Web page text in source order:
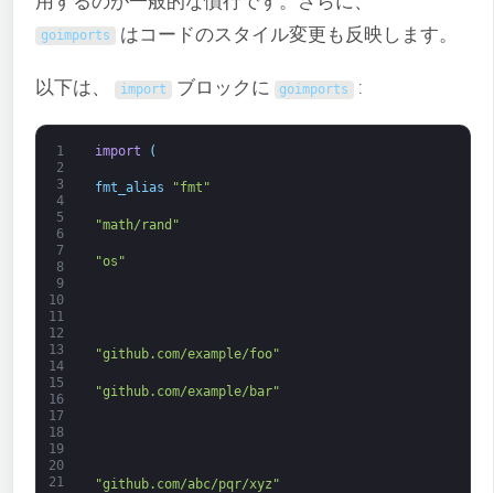
goimports はコードのスタイル変更も反映します。
以下は、 import ブロックに goimports :
1
2
3
4
5
6
7
8
9
10
11
12
13
14
15
16
17
18
19
20
21
import (
fmt_alias "fmt"
"math/rand"
"os"
"github.com/example/foo"
"github.com/example/bar"
"github.com/abc/pqr/xyz"